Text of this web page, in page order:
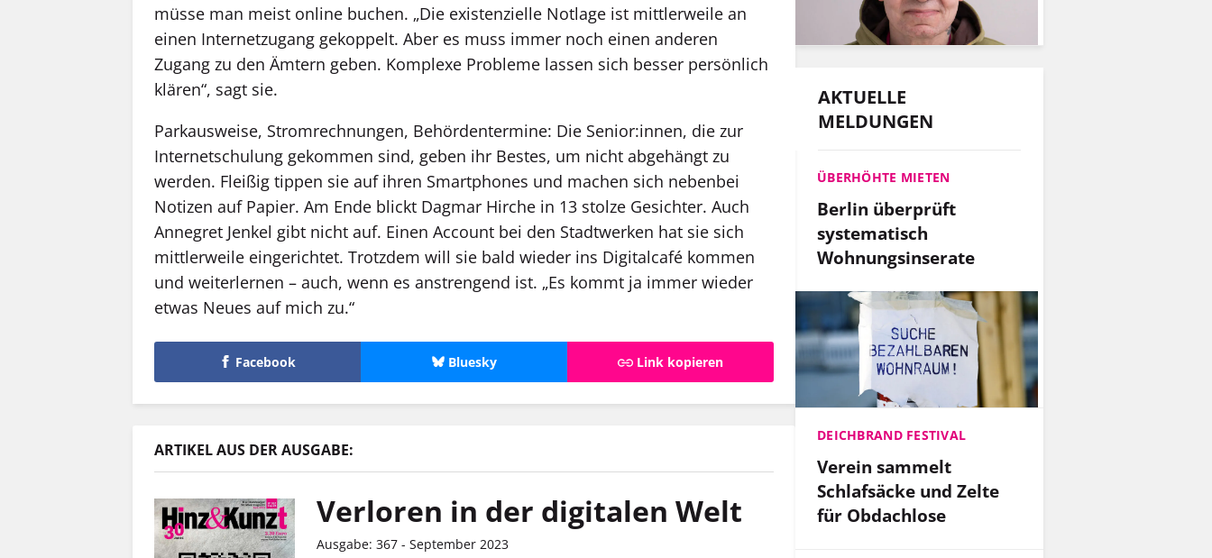
müsse man meist online buchen. „Die existenzielle Notlage ist mittlerweile an
einen Internet­zugang gekoppelt. Aber es muss immer noch einen anderen
Zugang zu den Ämtern geben. Komplexe Probleme lassen sich besser persönlich
klären“, sagt sie.
Parkausweise, Stromrechnungen, Behördentermine: Die Senior:innen, die zur
Internetschulung gekommen sind, geben ihr Bestes, um nicht abgehängt zu
werden. Fleißig tippen sie auf ihren Smartphones und machen sich nebenbei
Notizen auf Papier. Am Ende blickt Dagmar Hirche in 13 stolze Gesichter. Auch
Annegret Jenkel gibt nicht auf. Einen Account bei den Stadtwerken hat sie sich
mittlerweile eingerichtet. Trotzdem will sie bald wieder ins Digital­café kommen
und weiterlernen – auch, wenn es anstrengend ist. „Es kommt ja immer wieder
etwas Neues auf mich zu.“
Facebook Bluesky Link kopieren
ARTIKEL AUS DER AUSGABE:
Verloren in der digitalen Welt
Ausgabe: 367 - September 2023
AKTUELLE
MELDUNGEN
ÜBERHÖHTE MIETEN
Berlin überprüft
systematisch
Wohnungsinserate
DEICHBRAND FESTIVAL
Verein sammelt
Schlafsäcke und Zelte
für Obdachlose